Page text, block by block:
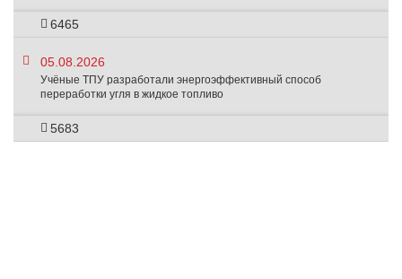
6465
05.08.2026
Учёные ТПУ разработали энергоэффективный способ
переработки угля в жидкое топливо
5683